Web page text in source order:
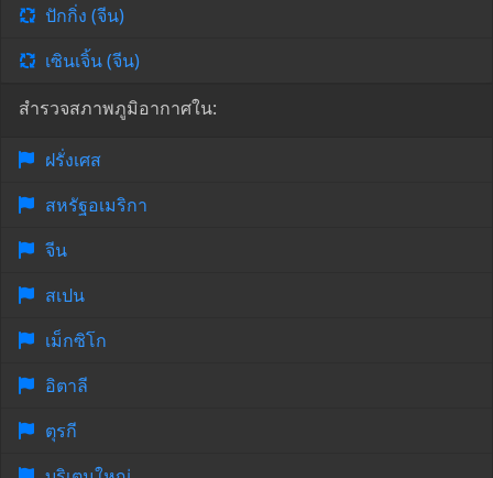
ปักกิ่ง (จีน)
เซินเจิ้น (จีน)
สำรวจสภาพภูมิอากาศใน:
ฝรั่งเศส
สหรัฐอเมริกา
จีน
สเปน
เม็กซิโก
อิตาลี
ตุรกี